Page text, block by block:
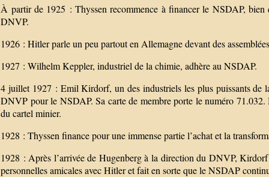
À partir de 1925 : Thyssen recommence à financer le NSDAP,
DNVP.
1926 : Hitler parle un peu partout en Allemagne devant des
1927 : Wilhelm Keppler, industriel de la chimie, adhère au NSDAP.
4 juillet 1927 : Emil Kirdorf, un des industriels les plus puissants de
DNVP pour le NSDAP. Sa carte de membre porte le numéro
du cartel minier.
1928 : Thyssen finance pour une immense partie l’achat et la
1928 : Après l’arrivée de Hugenberg à la direction du DNVP,
personnelles amicales avec Hitler et fait en sorte que le NSDAP